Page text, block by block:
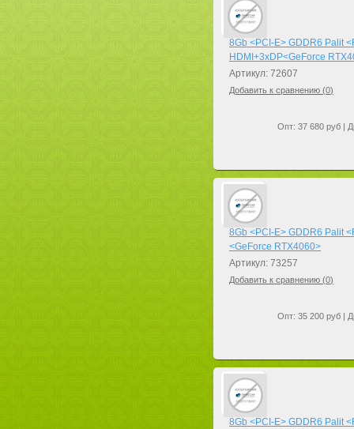
8Gb <PCI-E> GDDR6 Palit
HDMI+3xDP<GeForce
Артикул: 72607
Добавить к сравнению (0)
Опт: 37 680 руб |
8Gb <PCI-E> GDDR6 Palit
<GeForce RTX4060>
Артикул: 73257
Добавить к сравнению (0)
Опт: 35 200 руб |
8Gb <PCI-E> GDDR6 Palit